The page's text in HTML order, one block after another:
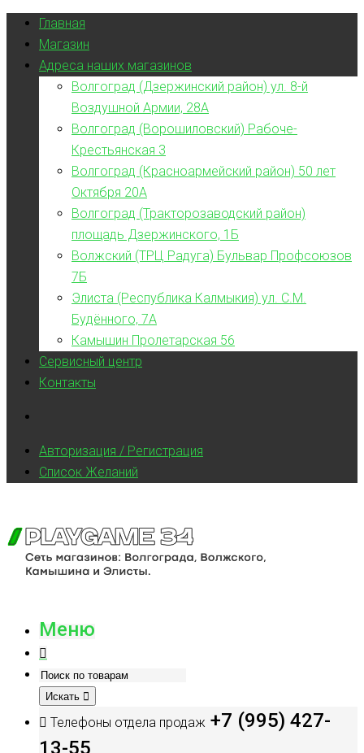
Главная
Магазин
Адреса наших магазинов
Волгоград (Дзержинский район) ул. 8-й
Воздушной Армии, 28А
Волгоград (Ворошиловский) Рабоче-
Крестьянская 3
Волгоград (Красноармейский район) 50 лет
Октября 20А
Волгоград (Тракторозаводский район)
площадь Дзержинского, 1Б
Волжский (ТРЦ Радуга) Бульвар Профсоюзов
7Б
Элиста (Республика Калмыкия) ул. С.М.
Будённого, 7А
Камышин Пролетарская 56
Сервисный центр
Контакты
Авторизация / Регистрация
Список Желаний
Меню
Искать
Телефоны отдела продаж +7 (995) 427-
13-55